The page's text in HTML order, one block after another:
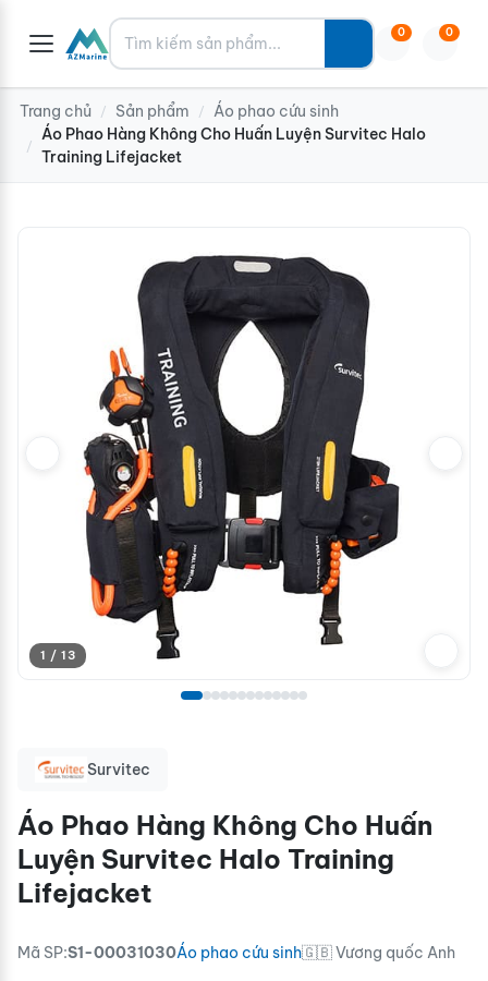
Tìm kiếm 0 0
Trang chủ / Sản phẩm / Áo phao cứu sinh
/
Áo Phao Hàng Không Cho Huấn Luyện Survitec Halo
Training Lifejacket
1 / 13
Survitec
Áo Phao Hàng Không Cho Huấn
Luyện Survitec Halo Training
Lifejacket
Mã SP:S1-00031030Áo phao cứu sinh🇬🇧 Vương quốc Anh